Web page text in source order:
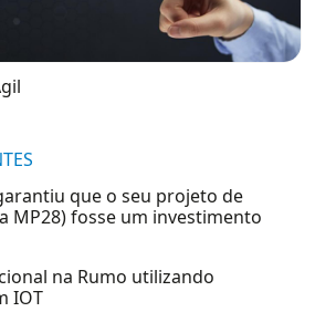
que o seu projeto de
MP28) fosse um investimento
na Rumo utilizando
IOT